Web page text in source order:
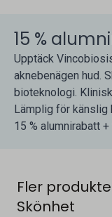
15 %
Upptäck
aknebenägen hud.
bioteknologi.
Lämplig för känslig
15 % alumnirabatt
Fler
Skönhet